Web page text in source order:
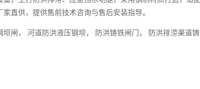
直供，提供售前技术咨询与售后安装指导。
闸， 河道防洪液压钢坝， 防洪铸铁闸门， 防洪排涝渠道